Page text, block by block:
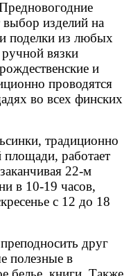
выбор изделий на
поделки из любых
вязки
и
проводятся
во всех финских
традиционно
площади, работает
22-м
в 10-19 часов,
с 12 до 18
друг
полезные в